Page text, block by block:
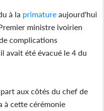
à la primature aujourd'hui
ministre ivoirien
complications
avait été évacué le 4 du
aux côtés du chef de
à cette cérémonie